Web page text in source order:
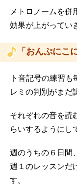
メトロノームを併
効果が上がってい
「おんぷにこ
ト 音記号の練習も
レミの判別がまだ
それぞれの音を読
らいするようにし
週のうちの６日間
週１のレッスンだ
す。